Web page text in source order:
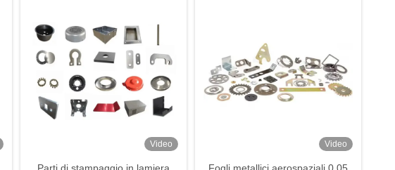
Video Video